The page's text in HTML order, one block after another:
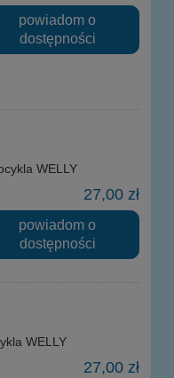
powiadom o
dostępności
WELLY
27,00 zł
powiadom o
dostępności
WELLY
27,00 zł